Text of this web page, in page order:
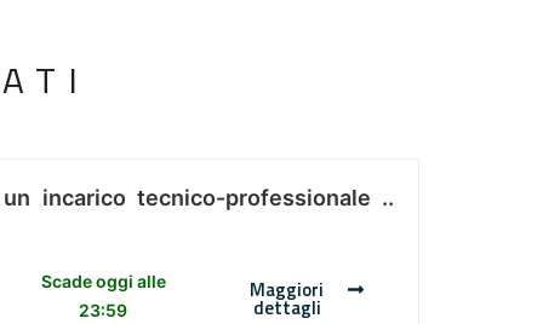
incarico tecnico-professionale ..
Scade oggi alle
23:59
Maggiori
dettagli